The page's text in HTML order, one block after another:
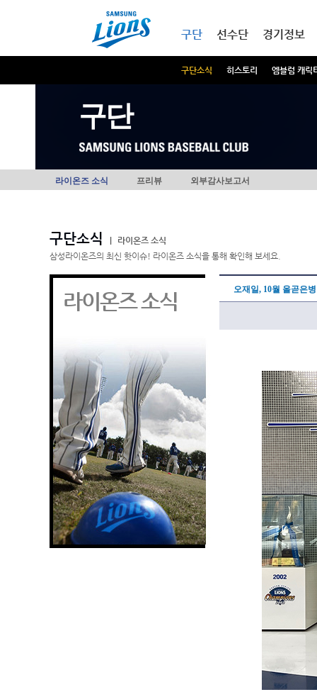
구단
구단소식 히스토리 엠블럼 캐릭
선수단 경기정보
구단
라이온즈 소식 프리뷰 외부감사보고서
구단소식
라이온즈 소식
삼성라이온즈의 최신 핫이슈! 라이온즈 소식을 통해 확인해 보세요.
라이온즈 소식 오재일, 10월 올곧은